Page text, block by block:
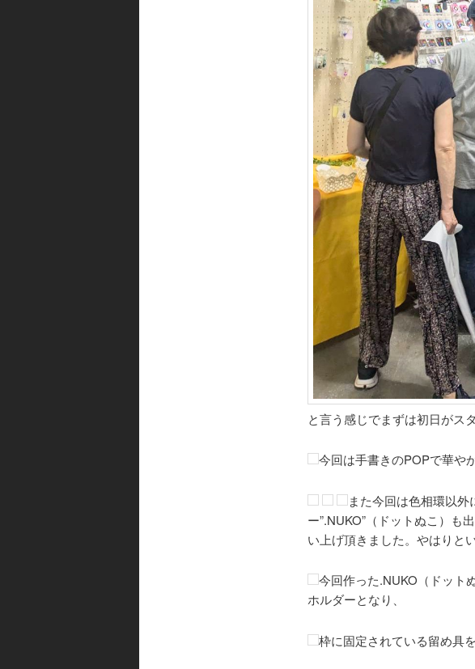
と言う感じでまずは初日がス
今回は手書きのPOPで華や
また今回は色相環以外
ー”.NUKO”（ドットぬこ）も
い上げ頂きました。やはりと
今回作った.NUKO（ドット
ホルダーとなり、
枠に固定されている留め具を